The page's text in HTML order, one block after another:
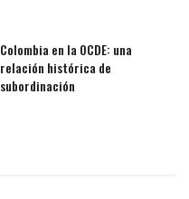
Colombia en la OCDE: una
relación histórica de
subordinación